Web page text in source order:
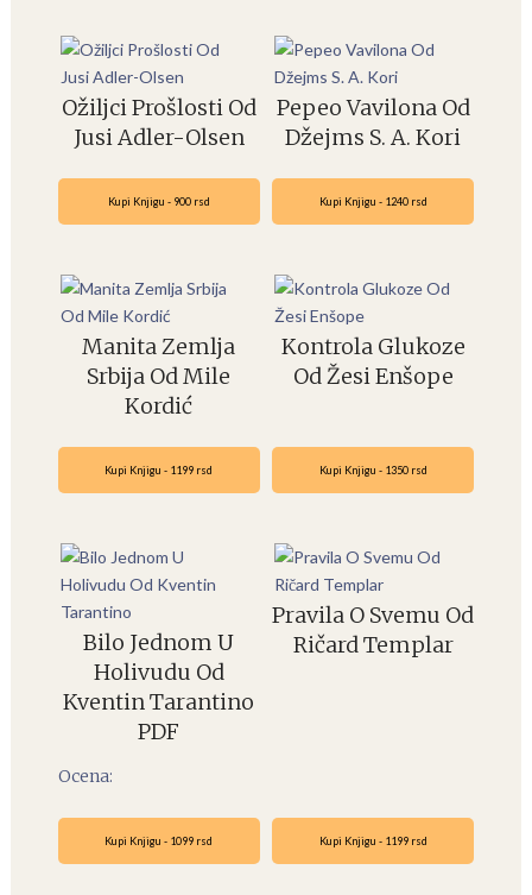
Ožiljci Prošlosti Od
Jusi Adler-Olsen
Pepeo Vavilona Od
Džejms S. A. Kori
Kupi Knjigu - 900 rsd
Manita Zemlja
Srbija Od Mile
Kordić
Kupi Knjigu - 1240 rsd
Kontrola Glukoze
Od Žesi Enšope
Kupi Knjigu - 1199 rsd
Bilo Jednom U
Holivudu Od
Kventin Tarantino
PDF
Ocena:
Kupi Knjigu - 1350 rsd
Pravila O Svemu Od
Ričard Templar
Kupi Knjigu - 1099 rsd Kupi Knjigu - 1199 rsd